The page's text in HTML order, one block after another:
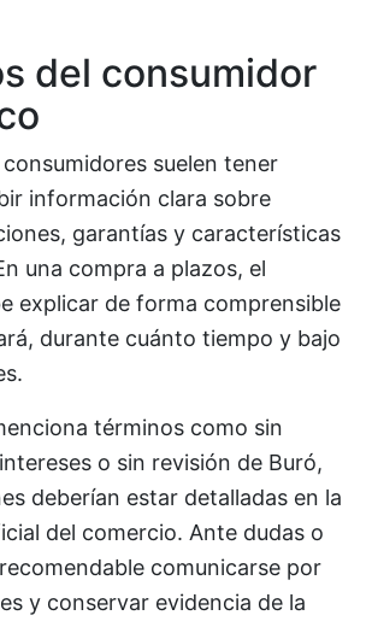
del consumidor
suelen tener
información clara sobre
garantías y características
una compra a plazos, el
explicar de forma comprensible
durante cuánto tiempo y bajo
términos como sin
o sin revisión de Buró,
deberían estar detalladas en la
del comercio. Ante dudas o
comunicarse por
y conservar evidencia de la